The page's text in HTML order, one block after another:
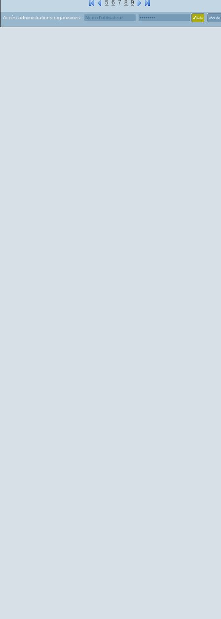
5 6 7 8 9
Accès administrations organismes :